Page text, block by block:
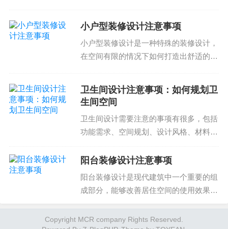
Q：收纳设计的目的在于提高空间利用率吗？
A：是的，收纳设计的目的在于提高空间利用率，使
Q：如何选择合适的收纳硬件？
A：根据自己的需求选择合适的收纳硬件，并考虑到
空间的大小和装修风格。
A：收纳设计的流程包括空间规划，收纳硬件的选
择，收纳设计的施工和验收。
足商店的具体需求，吸引顾客，并最终促
意事项、流程和设计指...
小户型装修设计注意事项
小户型装修设计是一种特殊的装修设计，
在空间有限的情况下如何打造出舒适的居
么，小户型装修设计注意事项有哪些呢？
如何选择装修公司小户型...
卫生间设计注意事项：如何规划卫
生间空间
卫生间设计需要注意的事项有很多，包括
功能需求、空间规划、设计风格、材料选
质和整体生活质量，而不良的设计则可能
带来很多不便和不舒适。因此，卫生间的
设计需要认真规划，合...
阳台装修设计注意事项
阳台装修设计是现代建筑中一个重要的组
成部分，能够改善居住空间的使用效果和
的注意事项也需要特别注意，下面我们就
Copyright MCR company Rights Reserved.